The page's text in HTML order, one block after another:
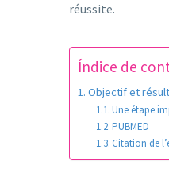
réussite.
Índice de
Objectif et
Une étape
PUBMED
Citation de